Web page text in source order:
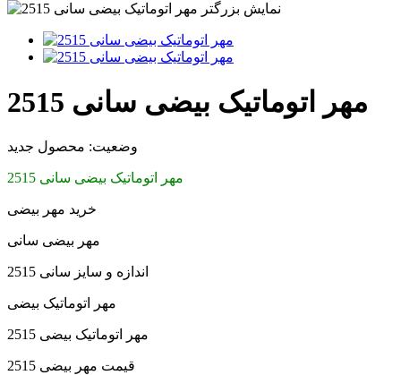
نمایش بزرگتر
مهر اتوماتیک بیضی سانی 2515
وضعیت: محصول جدید
مهر اتوماتیک بیضی سانی 2515
خرید مهر بیضی
مهر بیضی سانی
اندازه و سایز سانی 2515
مهر اتوماتیک بیضی
مهر اتوماتیک بیضی 2515
قیمت مهر بیضی 2515